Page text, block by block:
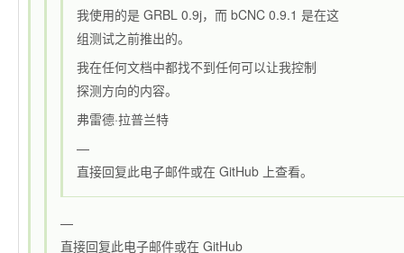
我使用的是 GRBL 0.9j，而 bCNC 0.9.1 是在这
组测试之前推出的。
我在任何文档中都找不到任何可以让我控制
探测方向的内容。
弗雷德·拉普兰特
—
直接回复此电子邮件或在 GitHub 上查看。
—
直接回复此电子邮件或在 GitHub